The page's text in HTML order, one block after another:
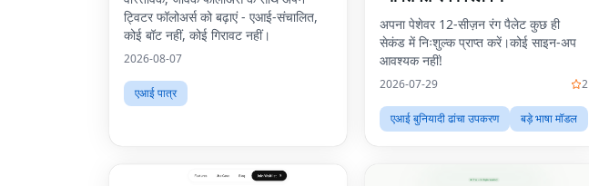
ट्विटर फॉलोअर्स को बढ़ाएं - एआई-संचालित,
कोई बॉट नहीं, कोई गिरावट नहीं।
2026-08-07
एआई पात्र
अपना पेशेवर 12-सीज़न रंग पैलेट कुछ ही
सेकंड में निःशुल्क प्राप्त करें।कोई साइन-अप
आवश्यक नहीं!
2026-07-29 2
एआई बुनियादी ढांचा उपकरण बड़े भाषा मॉडल